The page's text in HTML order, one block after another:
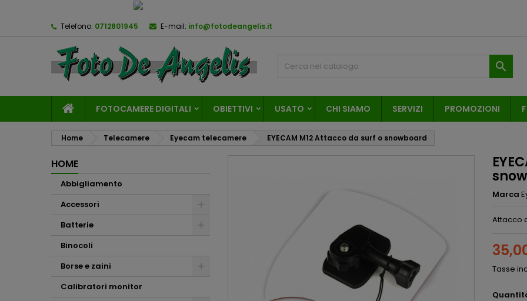
Telefono: 0712801945 E-mail: info@fotodeangelis.it

FOTOCAMERE DIGITALI OBIETTIVI USATO CHI SIAMO SERVIZI PROMOZIONI
Home Telecamere Eyecam telecamere EYECAM M12 Attacco da surf o snowboard
HOME
Abbigliamento
Accessori
Batterie
Binocoli
Borse e zaini
Calibratori monitor
Marca
Attacco
Tasse